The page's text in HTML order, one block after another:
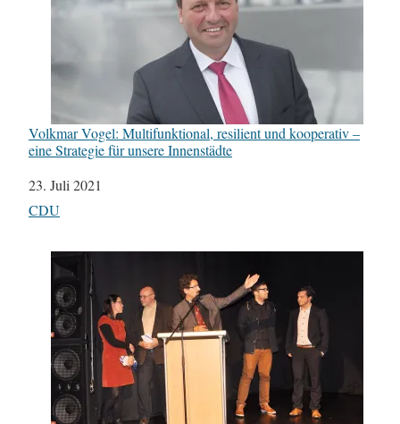
Volkmar Vogel: Multifunktional, resilient und kooperativ –
eine Strategie für unsere Innenstädte
Datum
23. Juli 2021
In Bezug auf
CDU